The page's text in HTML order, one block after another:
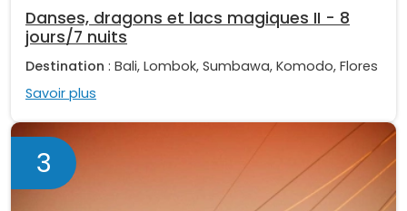
Danses, dragons et lacs magiques II - 8
jours/7 nuits
Destination : Bali, Lombok, Sumbawa, Komodo, Flores
Savoir plus
3